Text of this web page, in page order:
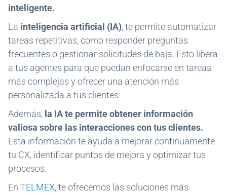
inteligente.
La inteligencia artificial (IA), te permite automatizar
tareas repetitivas, como responder preguntas
frecuentes o gestionar solicitudes de baja. Esto libera
a tus agentes para que puedan enfocarse en tareas
más complejas y ofrecer una atención más
personalizada a tus clientes.
Además, la IA te permite obtener información
valiosa sobre las interacciones con tus clientes.
Esta información te ayuda a mejorar continuamente
tu CX, identificar puntos de mejora y optimizar tus
procesos.
En TELMEX, te ofrecemos las soluciones más